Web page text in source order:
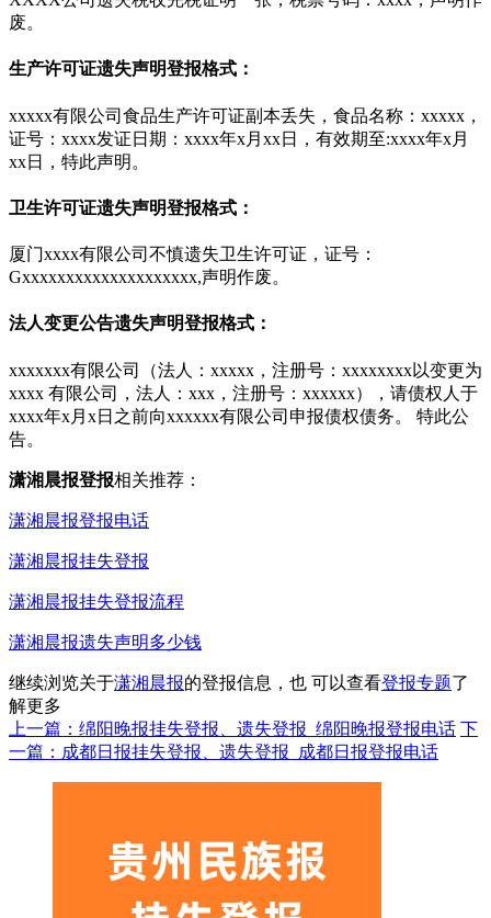
废。
生产许可证遗失声明登报格式：
xxxxx有限公司食品生产许可证副本丢失，食品名称：xxxxx，
证号：xxxx发证日期：xxxx年x月xx日，有效期至:xxxx年x月
xx日，特此声明。
卫生许可证遗失声明登报格式：
厦门xxxx有限公司不慎遗失卫生许可证，证号：
Gxxxxxxxxxxxxxxxxxxxx,声明作废。
法人变更公告遗失声明登报格式：
xxxxxxx有限公司（法人：xxxxx，注册号：xxxxxxxx以变更为
xxxx 有限公司，法人：xxx，注册号：xxxxxx），请债权人于
xxxx年x月x日之前向xxxxxx有限公司申报债权债务。 特此公
告。
潇湘晨报登报相关推荐：
潇湘晨报登报电话
潇湘晨报挂失登报
潇湘晨报挂失登报流程
潇湘晨报遗失声明多少钱
继续浏览关于潇湘晨报的登报信息，也 可以查看登报专题了
解更多
上一篇：绵阳晚报挂失登报、遗失登报_绵阳晚报登报电话 下
一篇：成都日报挂失登报、遗失登报_成都日报登报电话